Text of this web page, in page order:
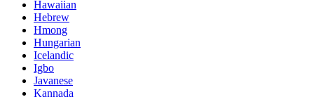
Hawaiian
Hebrew
Hmong
Hungarian
Icelandic
Igbo
Javanese
Kannada